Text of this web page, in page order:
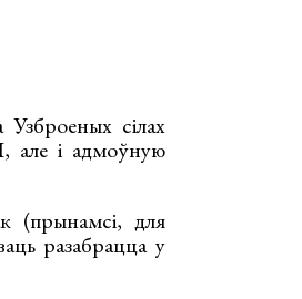
сілах
але і адмоўную
(прынамсі, для
разабрацца у